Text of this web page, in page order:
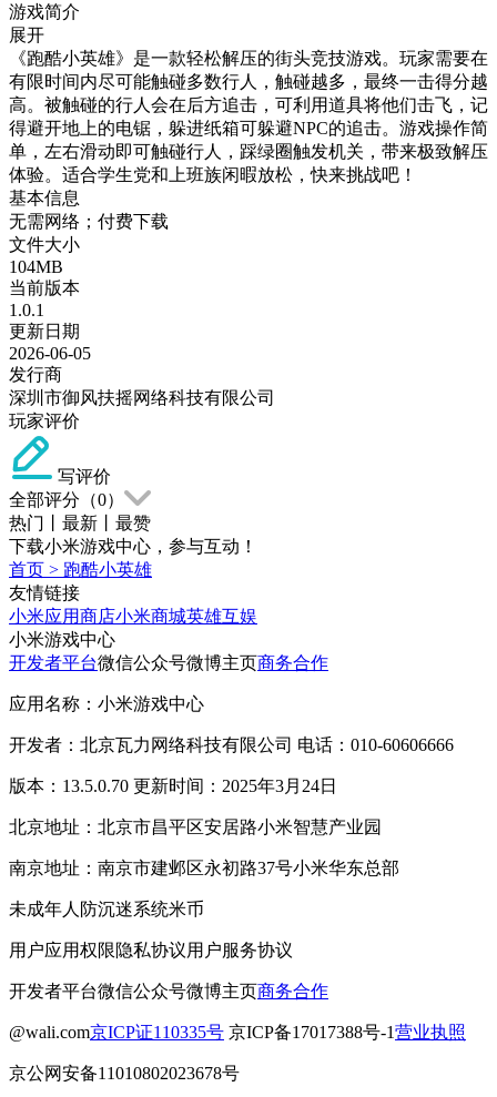
游戏简介
展开
《跑酷小英雄》是一款轻松解压的街头竞技游戏。玩家需要在
有限时间内尽可能触碰多数行人，触碰越多，最终一击得分越
高。被触碰的行人会在后方追击，可利用道具将他们击飞，记
得避开地上的电锯，躲进纸箱可躲避NPC的追击。游戏操作简
单，左右滑动即可触碰行人，踩绿圈触发机关，带来极致解压
体验。适合学生党和上班族闲暇放松，快来挑战吧！
基本信息
无需网络；付费下载
文件大小
104MB
当前版本
1.0.1
更新日期
2026-06-05
发行商
深圳市御风扶摇网络科技有限公司
玩家评价
写评价
全部评分（0）
热门
最新
最赞
下载小米游戏中心，参与互动！
首页 > 跑酷小英雄
友情链接
小米应用商店小米商城英雄互娱
小米游戏中心
开发者平台微信公众号微博主页商务合作
应用名称：小米游戏中心
开发者：北京瓦力网络科技有限公司 电话：010-60606666
版本：13.5.0.70 更新时间：2025年3月24日
北京地址：北京市昌平区安居路小米智慧产业园
南京地址：南京市建邺区永初路37号小米华东总部
未成年人防沉迷系统米币
用户应用权限隐私协议用户服务协议
开发者平台微信公众号微博主页商务合作
@wali.com京ICP证110335号 京ICP备17017388号-1营业执照
京公网安备11010802023678号